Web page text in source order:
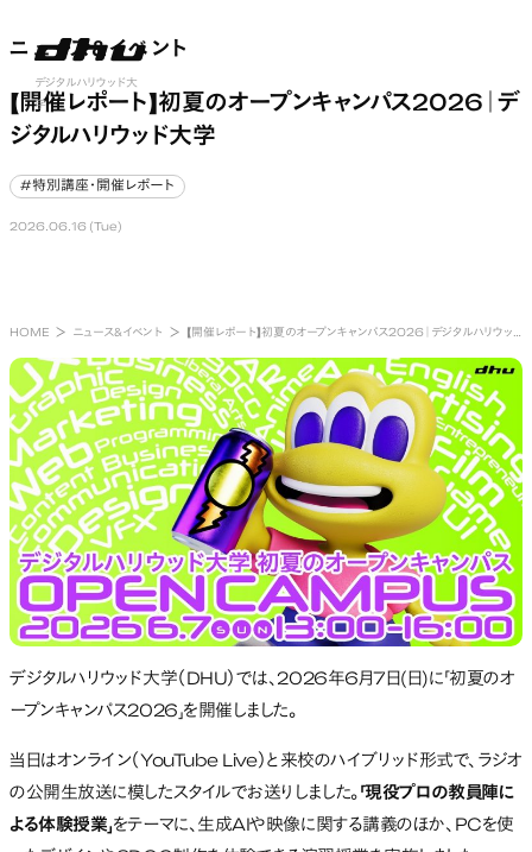
デジタルハリウッド大
学
open
ニュース&イベント
【開催レポート】初夏のオープンキャンパス2026｜デ
ジタルハリウッド大学
#特別講座・開催レポート
2026.06.16 (Tue)
HOME ニュース&イベント 【開催レポート】初夏のオープンキャンパス2026｜デジタルハリウッド大学
デジタルハリウッド大学（DHU）では、2026年6月7日(日)に「初夏のオ
ープンキャンパス2026」を開催しました。
当日はオンライン（YouTube Live）と来校のハイブリッド形式で、ラジオ
の公開生放送に模したスタイルでお送りしました。 「現役プロの教員陣に
よる体験授業」をテーマに、生成AIや映像に関する講義のほか、PCを使